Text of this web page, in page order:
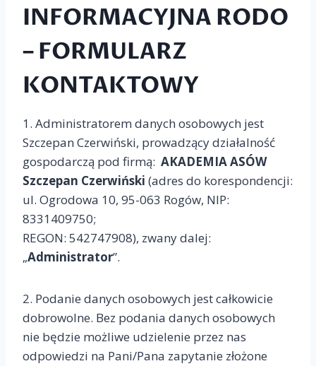
INFORMACYJNA RODO
– FORMULARZ
KONTAKTOWY
1. Administratorem danych osobowych jest
Szczepan Czerwiński, prowadzący działalność
gospodarczą pod firmą: AKADEMIA ASÓW
Szczepan Czerwiński (adres do korespondencji:
ul. Ogrodowa 10, 95-063 Rogów, NIP:
8331409750;
REGON: 542747908), zwany dalej:
„Administrator”.
2. Podanie danych osobowych jest całkowicie
dobrowolne. Bez podania danych osobowych
nie będzie możliwe udzielenie przez nas
odpowiedzi na Pani/Pana zapytanie złożone